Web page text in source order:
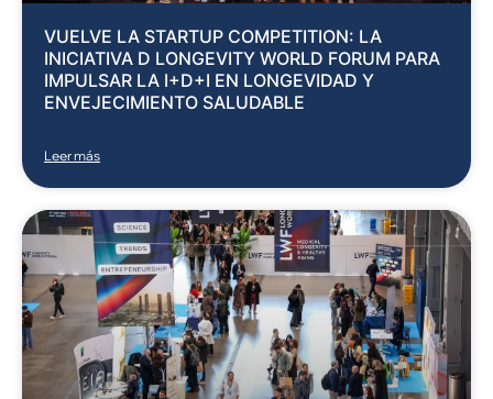
VUELVE LA STARTUP COMPETITION: LA
INICIATIVA D LONGEVITY WORLD FORUM PARA
IMPULSAR LA I+D+I EN LONGEVIDAD Y
ENVEJECIMIENTO SALUDABLE
Leer más